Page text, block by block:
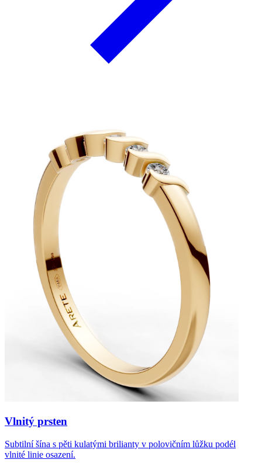
Vlnitý prsten
Subtilní šína s pěti kulatými brilianty v polovičním lůžku podél
vlnité linie osazení.